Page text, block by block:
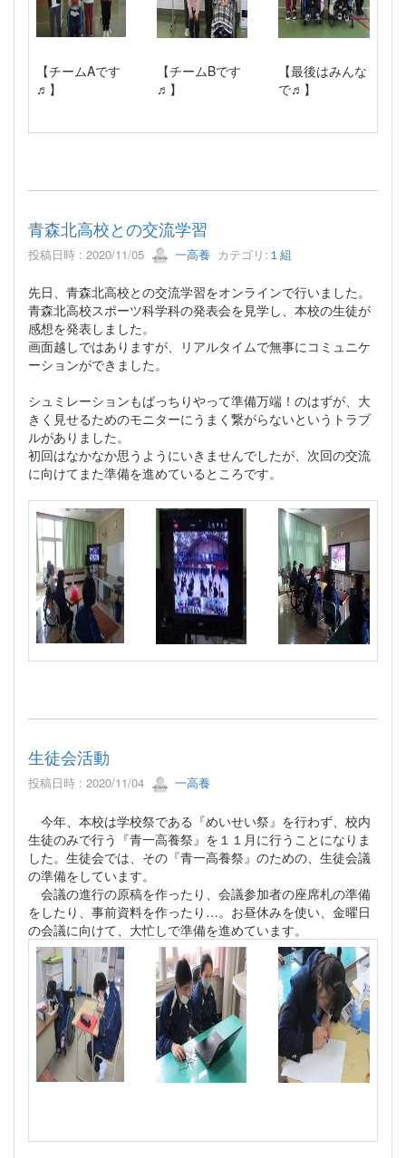
【チームAです
♬】
【チームBです
♬】
【最後はみんな
で♬】
青森北高校との交流学習
投稿日時 : 2020/11/05 一高養 カテゴリ: １組
先日、青森北高校との交流学習をオンラインで行いました。
青森北高校スポーツ科学科の発表会を見学し、本校の生徒が
感想を発表しました。
画面越しではありますが、リアルタイムで無事にコミュニケ
ーションができました。
シュミレーションもばっちりやって準備万端！のはずが、大
きく見せるためのモニターにうまく繋がらないというトラブ
ルがありました。
初回はなかなか思うようにいきませんでしたが、次回の交流
に向けてまた準備を進めているところです。
生徒会活動
投稿日時 : 2020/11/04 一高養
今年、本校は学校祭である『めいせい祭』を行わず、校内
生徒のみで行う『青一高養祭』を１１月に行うことになりま
した。生徒会では、その『青一高養祭』のための、生徒会議
の準備をしています。
会議の進行の原稿を作ったり、会議参加者の座席札の準備
をしたり、事前資料を作ったり…。お昼休みを使い、金曜日
の会議に向けて、大忙しで準備を進めています。